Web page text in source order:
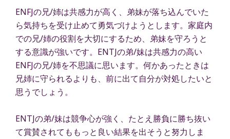
ENFJの兄/姉は共感力が高く、弟妹が落ち込んでいた
ら気持ちを受け止めて勇気づけようとします。家庭内
での兄/姉の役割を大切にするため、弟妹を守ろうと
する意識が強いです。ENTJの弟/妹は共感力の高い
ENFJの兄/姉を不思議に思います。何かあったときは
兄姉に守られるよりも、前に出て自分が対処したいと
思うでしょう。
ENTJの弟/妹は競争心が強く、たとえ勝負に勝ち抜い
て賞賛されてももっと良い結果を出そうと努力しま